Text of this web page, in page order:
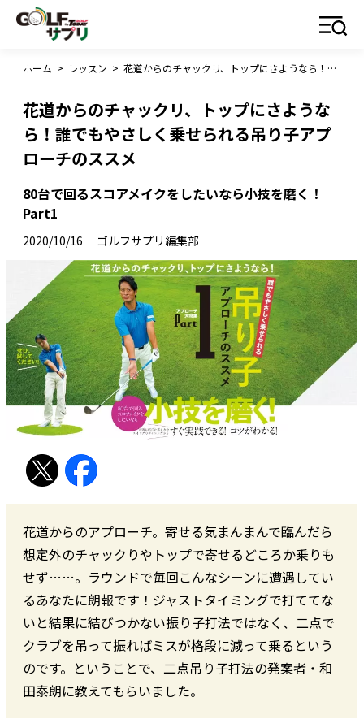
ホーム > レッスン > 花道からのチャックリ、トップにさようなら！誰でもやさしく乗せられる吊り子アプローチのススメ
花道からのチャックリ、トップにさような
ら！誰でもやさしく乗せられる吊り子アプ
ローチのススメ
80台で回るスコアメイクをしたいなら小技を磨く！
Part1
2020/10/16 ゴルフサプリ編集部
花道からのアプローチ。寄せる気まんまんで臨んだら
想定外のチャックりやトップで寄せるどころか乗りも
せず……。ラウンドで毎回こんなシーンに遭遇してい
るあなたに朗報です！ジャストタイミングで打ててな
いと結果に結びつかない振り子打法ではなく、二点で
クラブを吊って振ればミスが格段に減って乗るという
のです。ということで、二点吊り子打法の発案者・和
田泰朗に教えてもらいました。